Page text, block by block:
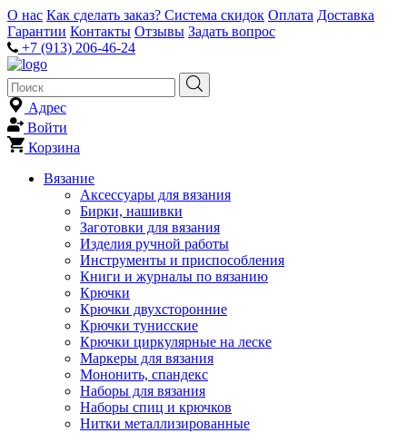
О нас Как сделать заказ? Система скидок Оплата Доставка
Гарантии Контакты Отзывы Задать вопрос
+7 (913) 206-46-24
Адрес
Войти
Корзина
Вязание
Аксессуары для вязания
Бирки, нашивки
Заготовки для вязания
Изделия ручной работы
Инструменты и приспособления
Книги и журналы по вязанию
Крючки
Крючки двухсторонние
Крючки тунисские
Крючки циркулярные на леске
Маркеры для вязания
Мононить, спандекс
Наборы для вязания
Наборы спиц и крючков
Нитки металлизированные